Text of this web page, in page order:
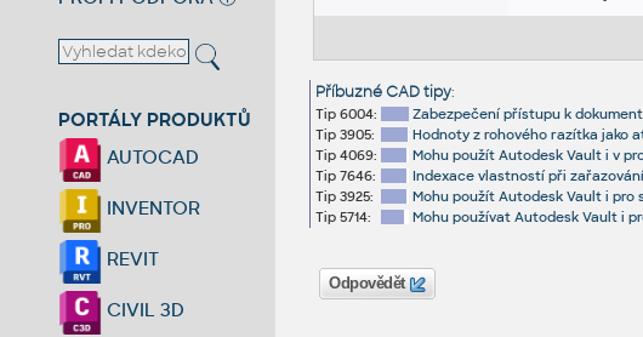
PORTÁLY PRODUKTŮ
AUTOCAD
INVENTOR
REVIT
CIVIL 3D
Příbuzné CAD tipy:
Tip 6004:
Zabezpečení přístupu k
Tip 3905:
Hodnoty z rohového razítka jako
Tip 4069:
Mohu použít Autodesk Vault i v
Tip 7646:
Indexace vlastností při
Tip 3925:
Mohu použít Autodesk Vault i pro
Tip 5714:
Mohu používat Autodesk Vault i
Odpovědět